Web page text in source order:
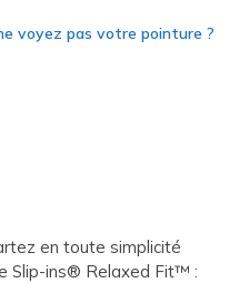
voyez pas votre pointure ?
en toute simplicité
Slip-ins® Relaxed Fit™ :